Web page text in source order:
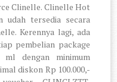
Clinelle. Clinelle Hot
udah tersedia secara
Kerennya lagi, ada
pembelian package
dengan minimum
diskon Rp 100.000,-